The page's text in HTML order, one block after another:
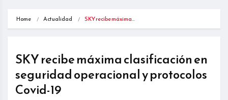
Home Actualidad SKY recibe máxima…
SKY recibe máxima clasificación en
seguridad operacional y protocolos
Covid-19